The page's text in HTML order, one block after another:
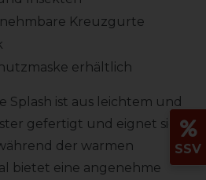
Kreuzgurte
erhältlich
Splash ist aus leichtem und
gefertigt und eignet sich
der warmen
bietet eine angenehme
SSV